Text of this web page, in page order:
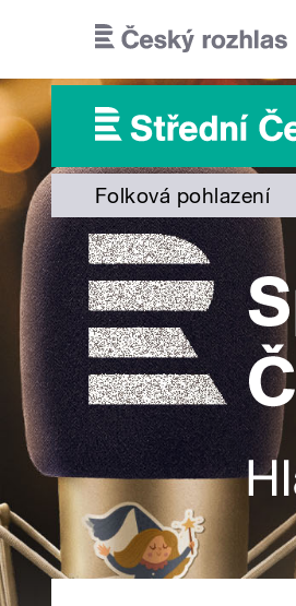
Folková pohlazení